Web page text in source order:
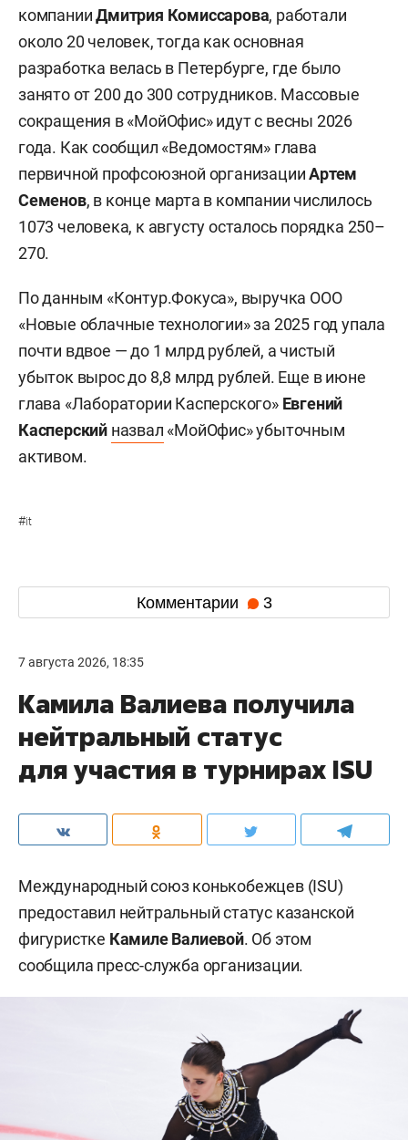
компанииДмитрия Комиссарова, работали
около 20 человек, тогда как основная
разработка велась в Петербурге, где было
занято от 200 до 300 сотрудников. Массовые
сокращения в «МойОфис» идут с весны 2026
года. Как сообщил «Ведомостям» глава
первичной профсоюзной организацииАртем
Семенов, в конце марта в компании числилось
1073 человека, к августу осталось порядка 250–
270.
По данным «Контур.Фокуса», выручка ООО
«Новые облачные технологии» за 2025 год упала
почти вдвое — до 1 млрд рублей, а чистый
убыток вырос до 8,8 млрд рублей. Еще в июне
глава «Лаборатории Касперского» Евгений
Касперский назвал «МойОфис» убыточным
активом.
#it
Комментарии 3
7 августа 2026, 18:35
Камила Валиева получила
нейтральный статус
для участия в турнирах ISU
Международный союз конькобежцев (ISU)
предоставил нейтральный статус казанской
фигуристке Камиле Валиевой. Об этом
сообщила пресс-служба организации.